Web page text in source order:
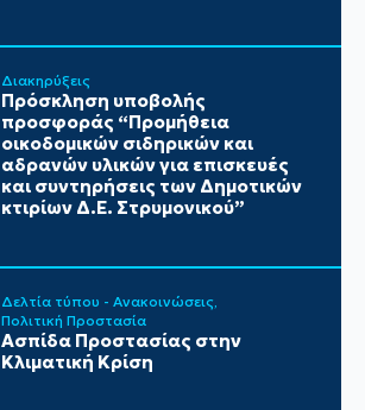
Διακηρύξεις
Πρόσκληση υποβολής
προσφοράς “Προμήθεια
οικοδομικών σιδηρικών και
αδρανών υλικών για επισκευές
και συντηρήσεις των Δημοτικών
κτιρίων Δ.Ε. Στρυμονικού”
Δελτία τύπου - Ανακοινώσεις
Πολιτική Προστασία
Ασπίδα Προστασίας στην
Κλιματική Κρίση